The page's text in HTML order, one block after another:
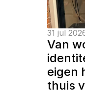
31 jul
Van
eigen
thuis